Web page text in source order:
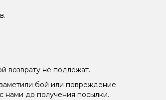
возврату не подлежат.
бой или повреждение
нами до получения посылки.